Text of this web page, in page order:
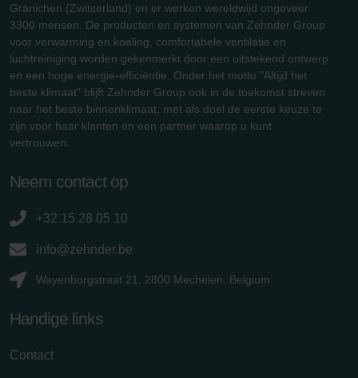
Gränichen (Zwitserland) en er werken wereldwijd ongeveer
3300 mensen. De producten en systemen van Zehnder Group
voor verwarming en koeling, comfortabele ventilatie en
luchtreiniging worden gekenmerkt door een uitstekend ontwerp
en een hoge energie-efficiëntie. Onder het motto "Altijd het
beste klimaat" blijft Zehnder Group ook in de toekomst streven
naar het beste binnenklimaat, met als doel de eerste keuze te
zijn voor haar klanten en een partner waarop u kunt
vertrouwen.
Neem contact op
+32 15 28 05 10
info@zehnder.be
Wayenborgstraat 21, 2800 Mechelen, Belgium
Handige links
Contact